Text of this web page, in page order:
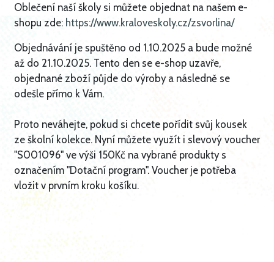
Oblečení naší školy si můžete objednat na našem e-
shopu zde: https://www.kraloveskoly.cz/zsvorlina/
Objednávání je spuštěno od 1.10.2025 a bude možné
až do 21.10.2025. Tento den se e-shop uzavře,
objednané zboží půjde do výroby a následně se
odešle přímo k Vám.
Proto neváhejte, pokud si chcete pořídit svůj kousek
ze školní kolekce. Nyní můžete využít i slevový voucher
"S001096" ve výši 150Kč na vybrané produkty s
označením "Dotační program". Voucher je potřeba
vložit v prvním kroku košíku.